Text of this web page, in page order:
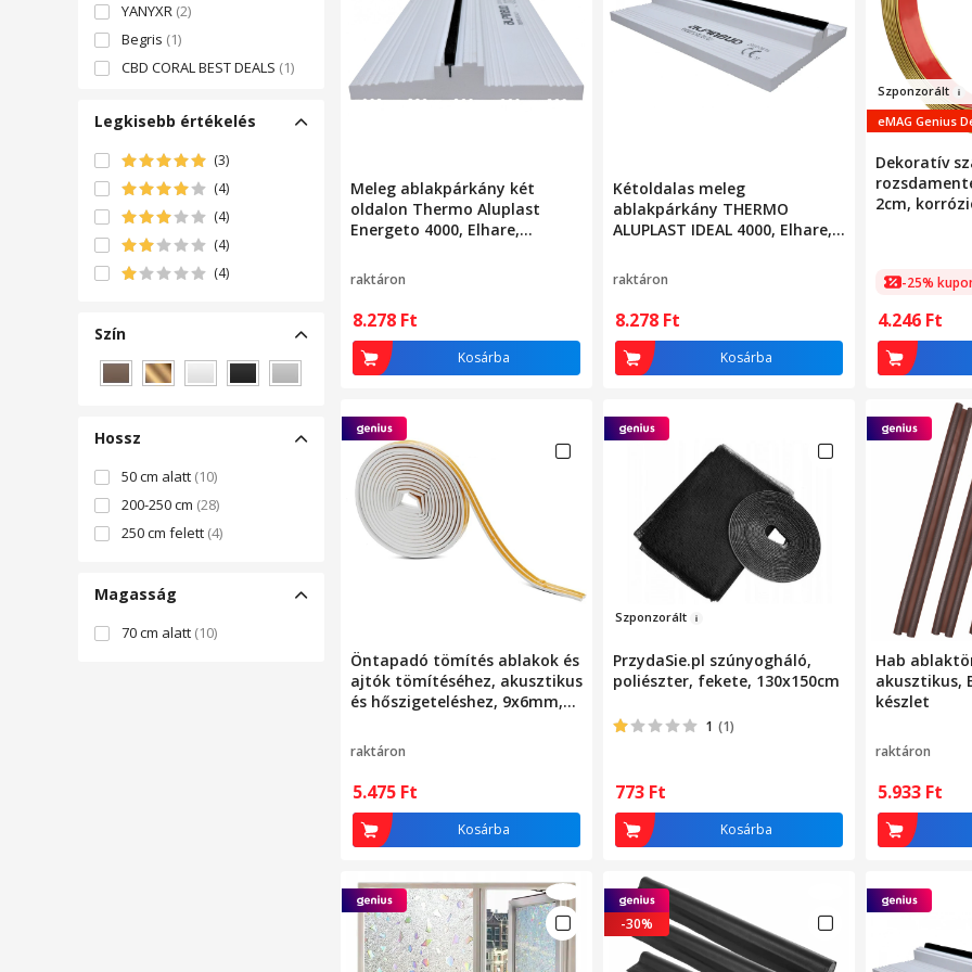
YANYXR (2)
Begris (1)
CBD CORAL BEST DEALS (1)
HERUSI(1)
PrzydaSie.pl
(1)
Rosfix (1)
OEM
(30)
Legkisebb értékelés
(3)
(4)
(4)
(4)
(4)
Szín
Barna Bronz Fehér Fekete Szürke
Hossz
50 cm alatt (10)
200-250 cm (28)
250 cm felett (4)
Magasság
70 cm alatt (10)
Meleg ablakpárkány két
oldalon Thermo Aluplast
Energeto 4000, Elhare,
raktáron
8.278 Ft
Kosárba
Kétoldalas meleg
ablakpárkány THERMO
ALUPLAST IDEAL 4000, Elhare,
raktáron
8.278 Ft
Kosárba
Szponzorált
eMAG Genius
Dekoratív
2cm,
falakra,
-25%
4.246 Ft
Öntapadó tömítés ablakok és
ajtók tömítéséhez, akusztikus
és hőszigeteléshez, 9x6mm,
raktáron
5.475 Ft
Kosárba
Szponzorált
PrzydaSie.pl szúnyogháló,
poliészter, fekete, 130x150cm
1 (1)
773 Ft
Kosárba
Hab
akusztikus,
készlet
raktáron
5.933 Ft
-30%